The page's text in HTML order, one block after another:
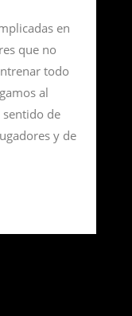
en
que no
todo
al
de
y de